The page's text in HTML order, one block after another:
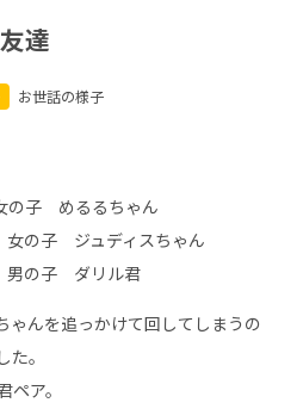
達
お世話の様子
子 めるるちゃん
の子 ジュディスちゃん
の子 ダリル君
ゃんを追っかけて回してしまうの
。
ア。